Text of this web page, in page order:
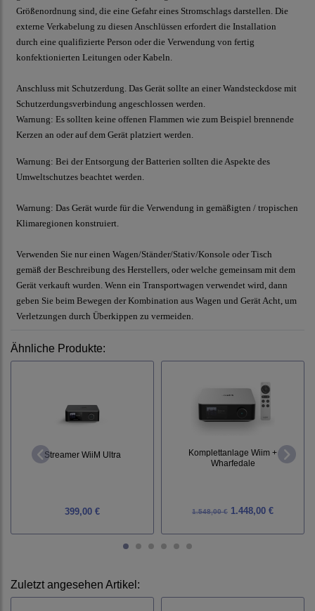
Größenordnung sind, die eine Gefahr eines Stromschlags darstellen. Die
externe Verkabelung zu diesen Anschlüssen erfordert die Installation
durch eine qualifizierte Person oder die Verwendung von fertig
konfektionierten Leitungen oder Kabeln.
Anschluss mit Schutzerdung. Das Gerät sollte an einer Wandsteckdose mit
Schutzerdungsverbindung angeschlossen werden.
Warnung: Es sollten keine offenen Flammen wie zum Beispiel brennende
Kerzen an oder auf dem Gerät platziert werden.
Warnung: Bei der Entsorgung der Batterien sollten die Aspekte des
Umweltschutzes beachtet werden.
Warnung: Das Gerät wurde für die Verwendung in gemäßigten / tropischen
Klimaregionen konstruiert.
Verwenden Sie nur einen Wagen/Ständer/Stativ/Konsole oder Tisch
gemäß der Beschreibung des Herstellers, oder welche gemeinsam mit dem
Gerät verkauft wurden. Wenn ein Transportwagen verwendet wird, dann
geben Sie beim Bewegen der Kombination aus Wagen und Gerät Acht, um
Verletzungen durch Überkippen zu vermeiden.
Ähnliche Produkte:
Streamer WiiM Ultra
399,00 €
Komplettanlage Wiim +
Wharfedale
1.548,00 € 1.448,00 €
Zuletzt angesehen Artikel: